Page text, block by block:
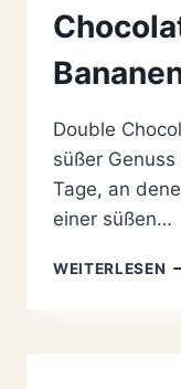
Double
süßer
Tage, an
einer süßen…
WEITERLESEN